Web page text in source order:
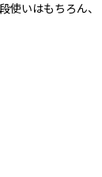
いはもちろん